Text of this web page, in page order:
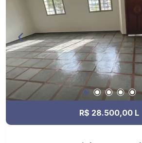
R$ 28.500,00 L